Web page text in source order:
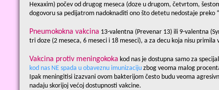
Hexaxim) počev od drugog meseca (doze u drugom, četvrtom,
dogovoru sa pedijatrom nadoknaditi ono što detetu nedostaje preko
Pneumokokna vakcina 13-valentna (Prevenar 13) ili 9-valentna
tri doze (2 meseca, 6 meseci i 18 meseci), a za decu koja nisu
Vakcina protiv meningokoka kod nas je dostupna samo za
kod nas NE spada u obaveznu imunizaciju zbog veoma malog
Ipak meningitisi izazvani ovom bakterijom često budu veoma
nadaju skorijoj većoj dostupnosti vakcine.